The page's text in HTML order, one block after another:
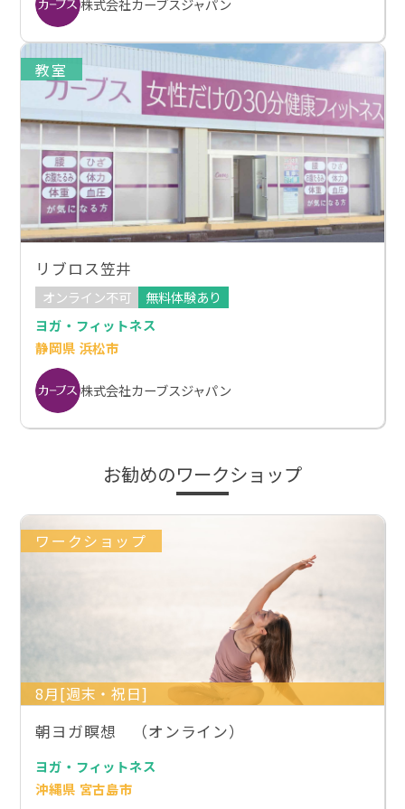
株式会社カーブスジャパン
教室
リブロス笠井
オンライン不可
無料体験あり
ヨガ・フィットネス
静岡県 浜松市
株式会社カーブスジャパン
お勧めのワークショップ
ワークショップ
8月[週末・祝日]
朝ヨガ瞑想 （オンライン）
ヨガ・フィットネス
沖縄県 宮古島市